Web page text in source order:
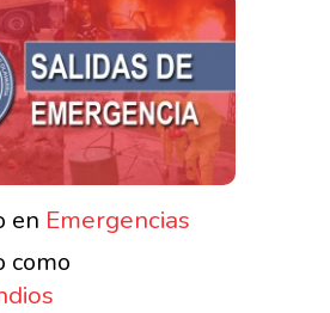
en Emergencias
como